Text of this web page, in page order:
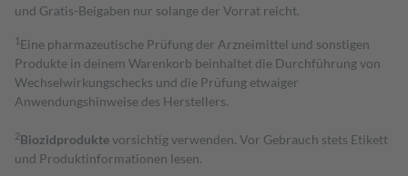
und Gratis-Beigaben nur solange der Vorrat reicht.
1 Eine pharmazeutische Prüfung der Arzneimittel und sonstigen
Produkte in deinem Warenkorb beinhaltet die Durchführung von
Wechselwirkungschecks und die Prüfung etwaiger
Anwendungshinweise des Herstellers.
2Biozidproduktevorsichtig verwenden. Vor Gebrauch stets Etikett
und Produktinformationen lesen.